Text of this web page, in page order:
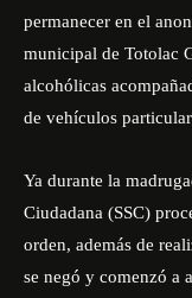
permanecer en el
municipal de Totolac
alcohólicas
de vehículos
Ya durante la
Ciudadana (SSC)
orden, además de
se negó y comenzó a